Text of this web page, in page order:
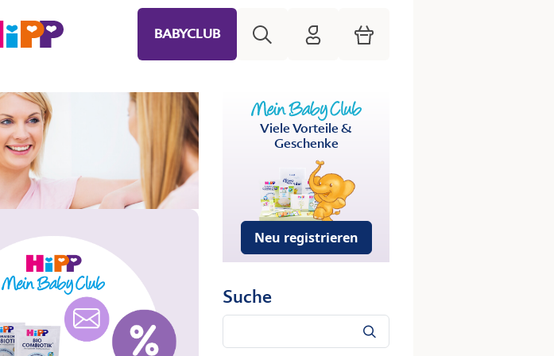
BABYCLUB HiPP Mein Babyclub
Warenkorb
Viele Vorteile &
Geschenke
Neu registrieren
Suche